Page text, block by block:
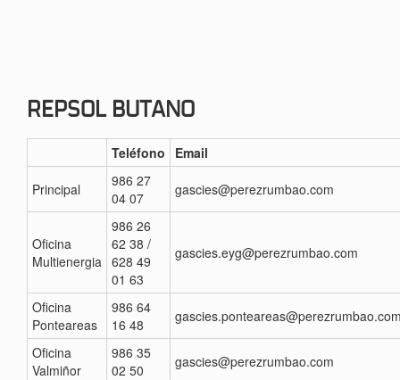
REPSOL BUTANO
Teléfono Email
Principal
986 27
04 07
gascies@perezrumbao.com
Oficina
Multienergia
986 26
62 38 /
628 49
01 63
gascies.eyg@perezrumbao.com
Oficina
Ponteareas
986 64
16 48
Oficina
Valmiñor
986 35
02 50
gascies@perezrumbao.com